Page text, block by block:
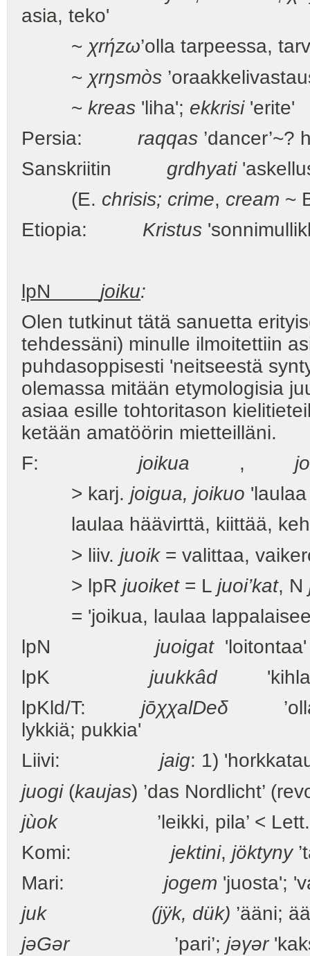
asia, teko'
~ χrήzω’olla tarpeessa,
~ χrŋsmòs
~ kreas 'liha'; ekkrisi
Persia: raqqas ’dancer’~?
Sanskriitin grdhyati
(E. chrisis; crime, cream ~
Etiopia: Kristus
lpN joiku:
Olen tutkinut tätä sanuetta
tehdessäni) minulle ilmoitettiin
puhdasoppisesti 'neitseestä
olemassa mitään etymologisia
asiaa esille tohtoritason
ketään amatöörin mietteilläni.
F: joikua ,
> karj. joigua, joikuo
laulaa häävirttä, kiittää,
> liiv. juoik= valittaa,
> lpR juoiket= L juoi’kat, N
= 'joikua, laulaa
lpN juoigat
lpK juukkâd
lpKld/T: jōχχalDeδ ’olla
lykkiä; pukkia'
Liivi: jaig: 1)
juogi (kaujas) ’das Nordlicht’
jùok’leikki, pila’ <
Komi: jektini, jöktyny
Mari: jogem 'juosta';
juk (jÿk, dük) ’ääni;
jəGər’pari’; jəγər